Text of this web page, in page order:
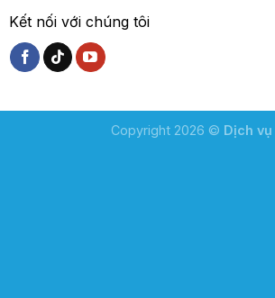
Kết nối với chúng tôi
Copyright 2026 © Dịch vụ